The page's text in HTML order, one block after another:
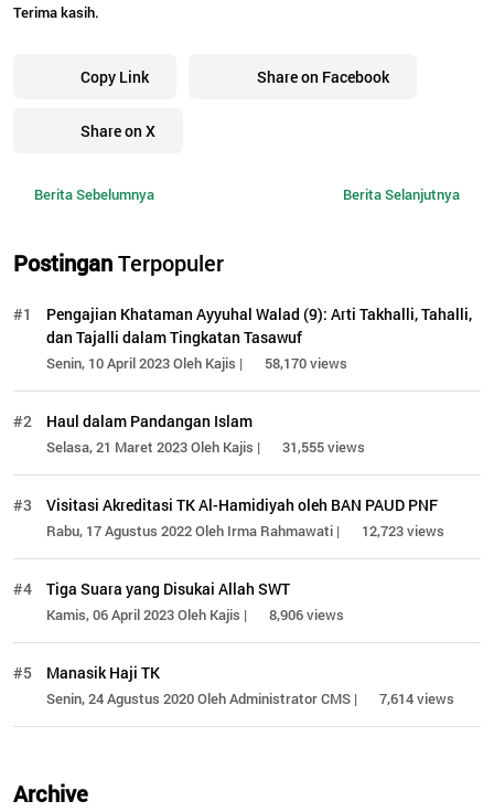
Terima kasih.
Copy Link Share on Facebook
Share on X
Berita Sebelumnya Berita Selanjutnya
PostinganTerpopuler
#1
Pengajian Khataman Ayyuhal Walad (9): Arti Takhalli, Tahalli,
dan Tajalli dalam Tingkatan Tasawuf
Senin, 10 April 2023 Oleh Kajis | 58,170 views
#2 Haul dalam Pandangan Islam
Selasa, 21 Maret 2023 Oleh Kajis | 31,555 views
#3 Visitasi Akreditasi TK Al-Hamidiyah oleh BAN PAUD PNF
Rabu, 17 Agustus 2022 Oleh Irma Rahmawati | 12,723 views
#4 Tiga Suara yang Disukai Allah SWT
Kamis, 06 April 2023 Oleh Kajis | 8,906 views
#5 Manasik Haji TK
Senin, 24 Agustus 2020 Oleh Administrator CMS | 7,614 views
Archive